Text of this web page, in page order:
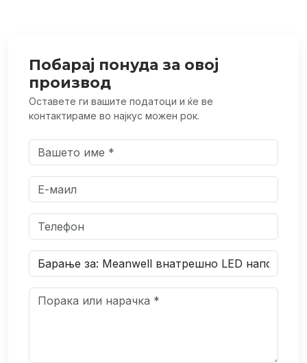
Побарај понуда за овој
производ
Оставете ги вашите податоци и ќе ве
контактираме во најкус можен рок.